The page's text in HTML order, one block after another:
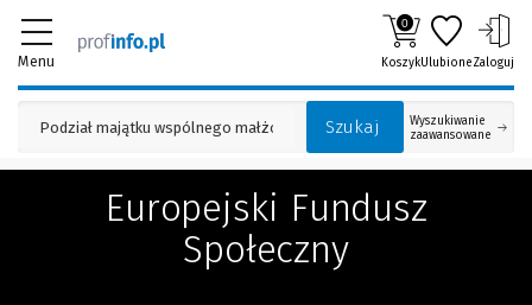
Menu
Szukaj
Wyszukiwanie
zaawansowane
0
KoszykUlubioneZaloguj
Europejski Fundusz
Społeczny